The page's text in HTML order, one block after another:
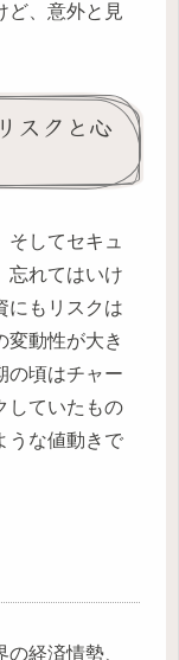
ど、意外と見
スクと心
そしてセキュ
忘れてはいけ
にもリスクは
変動性が大き
の頃はチャー
していたもの
うな値動きで
経済情勢、